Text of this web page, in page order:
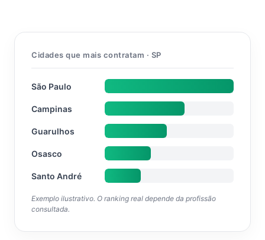
Cidades que mais contratam · SP
São Paulo
Campinas
Guarulhos
Osasco
Santo André
Exemplo ilustrativo. O ranking real depende da profissão
consultada.